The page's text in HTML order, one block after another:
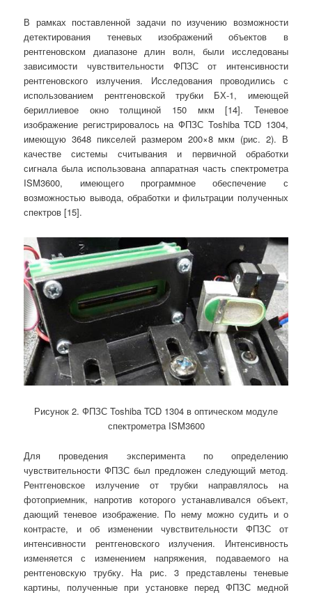
В рамках поставленной задачи по изучению возможности
детектирования теневых изображений объектов в
рентгеновском диапазоне длин волн, были исследованы
зависимости чувствительности ФПЗС от интенсивности
рентгеновского излучения. Исследования проводились с
использованием рентгеновской трубки БХ-1, имеющей
бериллиевое окно толщиной 150 мкм [14]. Теневое
изображение регистрировалось на ФПЗС Toshiba TCD 1304,
имеющую 3648 пикселей размером 200×8 мкм (рис. 2). В
качестве системы считывания и первичной обработки
сигнала была использована аппаратная часть спектрометра
ISM3600, имеющего программное обеспечение с
возможностью вывода, обработки и фильтрации полученных
спектров [15].
Рисунок 2. ФПЗС Toshiba TCD 1304 в оптическом модуле
спектрометра ISM3600
Для проведения эксперимента по определению
чувствительности ФПЗС был предложен следующий метод.
Рентгеновское излучение от трубки направлялось на
фотоприемник, напротив которого устанавливался объект,
дающий теневое изображение. По нему можно судить и о
контрасте, и об изменении чувствительности ФПЗС от
интенсивности рентгеновского излучения. Интенсивность
изменяется с изменением напряжения, подаваемого на
рентгеновскую трубку. На рис. 3 представлены теневые
картины, полученные при установке перед ФПЗС медной